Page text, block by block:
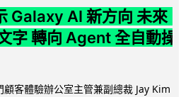
Galaxy AI 新方向 未來
字 轉向 Agent 全自動操
客體驗辦公室主管兼副總裁 Jay Kim